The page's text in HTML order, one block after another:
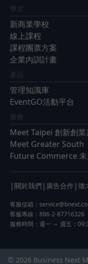
學習
新商業學校
線上課程
課程團票方案
企業內訓計畫
產品
管理知識庫
EventGO活動平台
展會
Meet Taipei 創新創業
Meet Greater South
Future Commerce
| 關於我們 | 廣告合作 | 徵
客服信箱：
客服專線：886-2-87716326
服務時間：週一 ～ 週五：
© 2026 Business Next